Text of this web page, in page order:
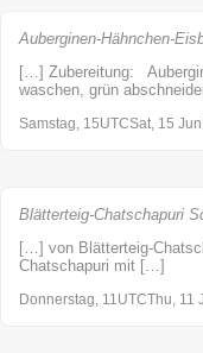
Auberginen-Hähnchen-
[…] Zubereitung:
waschen, grün
Samstag, 15UTCSat, 15
Blätterteig-Chatschapuri
[…] von Blätterteig-
Chatschapuri mit […]
Donnerstag, 11UTCThu, 11